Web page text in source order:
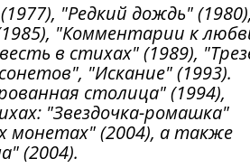
"Редкий дождь" (1980),
"Комментарии к
в стихах" (1989),
"Искание" (1993).
столица" (1994),
"Звездочка-ромашка"
монетах" (2004), а также
(2004).